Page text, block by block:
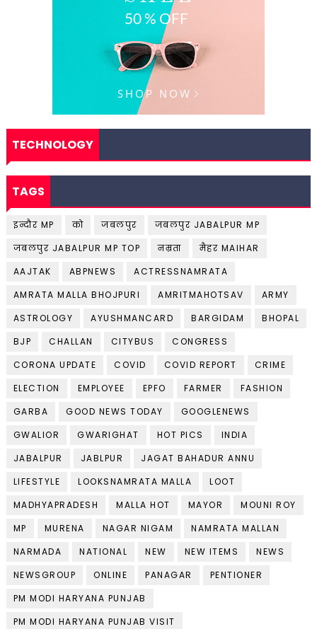
TECHNOLOGY
TAGS
इन्दौर MP को जबलपुर
जबलपुर JABALPUR MP
जबलपुर JABALPUR MP TOP
नम्रता
मैहर MAIHAR
AAJTAK
ABPNEWS
ACTRESSNAMRATA
AMRATA MALLA BHOJPURI
AMRITMAHOTSAV
ARMY
ASTROLOGY
AYUSHMANCARD BARGIDAM
BHOPAL
BJP
CHALLAN CITYBUS
CONGRESS
CORONA UPDATE
COVID COVID REPORT
CRIME
ELECTION
EMPLOYEE EPFO FARMER
FASHION
GARBA
GOOD NEWS TODAY
GOOGLENEWS
GWALIOR
GWARIGHAT HOT PICS
INDIA
JABALPUR
JABLPUR
JAGAT BAHADUR ANNU
LIFESTYLE
LOOKSNAMRATA MALLA
LOOT
MADHYAPRADESH
MALLA HOT MAYOR
MOUNI ROY
MP
MURENA NAGAR NIGAM
NAMRATA MALLAN
NARMADA
NATIONAL NEW NEW ITEMS
NEWS
NEWSGROUP
ONLINE PANAGAR
PENTIONER
PM MODI HARYANA PUNJAB
PM MODI HARYANA PUNJAB VISIT